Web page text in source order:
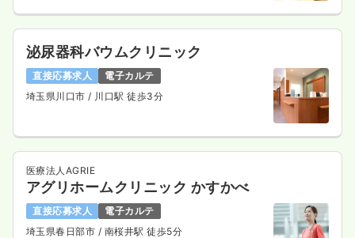
泌尿器科バウムクリニック
直接応募求人
電子カルテ
埼玉県川口市 / 川口駅 徒歩3分
医療法人AGRIE
アグリホームクリニック かすかべ
直接応募求人
電子カルテ
埼玉県春日部市 / 南桜井駅 徒歩5分